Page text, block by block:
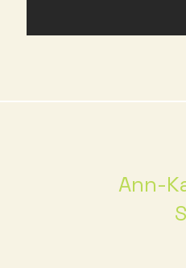
Ann-